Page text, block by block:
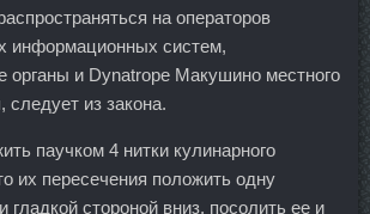
на операторов
информационных систем,
органы и Dynatrope Макушино местного
следует из закона.
паучком 4 нитки кулинарного
их пересечения положить одну
гладкой стороной вниз, посолить ее и